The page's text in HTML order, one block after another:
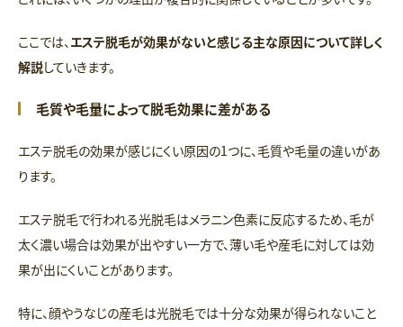
ここでは、 エステ脱毛が効果がないと感じる主な原因について詳しく
解説していきます。
毛質や毛量によって脱毛効果に差がある
エステ脱毛の効果が感じにくい原因の1つに、毛質や毛量の違いがあ
ります。
エステ脱毛で行われる光脱毛はメラニン色素に反応するため、毛が
太く濃い場合は効果が出やすい一方で、薄い毛や産毛に対しては効
果が出にくいことがあります。
特に、顔やうなじの産毛は光脱毛では十分な効果が得られないこと